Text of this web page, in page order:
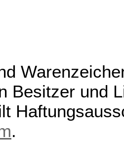
Besitzer und
.